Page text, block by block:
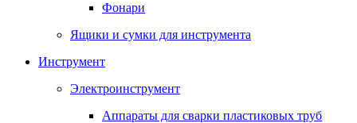
Фонари
Ящики и сумки для инструмента
Инструмент
Электроинструмент
Аппараты для сварки пластиковых труб